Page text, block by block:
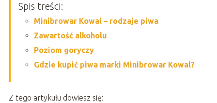
Spis treści:
Minibrowar Kowal – rodzaje piwa
Zawartość alkoholu
Poziom goryczy
Gdzie kupić piwa marki Minibrowar Kowal?
Z tego artykułu dowiesz się: